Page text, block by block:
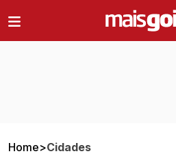
Home>Cidades